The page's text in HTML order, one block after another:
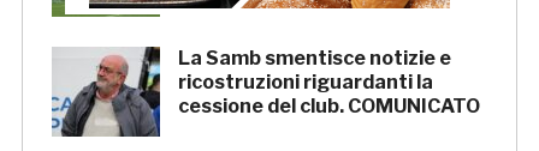
La Samb smentisce notizie e
ricostruzioni riguardanti la
cessione del club. COMUNICATO